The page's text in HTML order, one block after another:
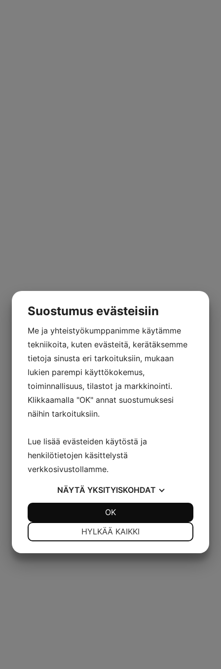
Suostumus evästeisiin
Me ja yhteistyökumppanimme käytämme
tekniikoita, kuten evästeitä, kerätäksemme
tietoja sinusta eri tarkoituksiin, mukaan
lukien parempi käyttökokemus,
toiminnallisuus, tilastot ja markkinointi.
Klikkaamalla "OK" annat suostumuksesi
näihin tarkoituksiin.
Lue lisää evästeiden käytöstä ja
henkilötietojen käsittelystä
verkkosivustollamme.
NÄYTÄ YKSITYISKOHDAT
HYLKÄÄ KAIKKI
OK